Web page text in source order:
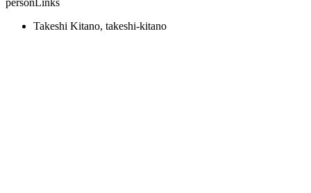
personLinks
Takeshi Kitano, takeshi-kitano